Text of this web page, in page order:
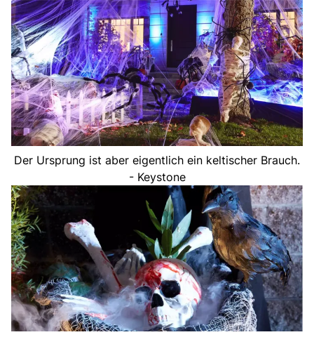
Der Ursprung ist aber eigentlich ein keltischer Brauch.
- Keystone